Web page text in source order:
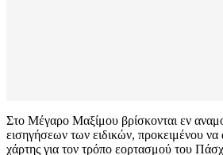
Στο Μέγαρο Μαξίμου βρίσκονται εν
εισηγήσεων των ειδικών, προκειμένου να
χάρτης για τον τρόπο εορτασμού του